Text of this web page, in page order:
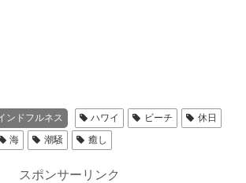
ンドフルネス ハワイ ビーチ
休日
海 潮騒 癒し
スポンサーリンク